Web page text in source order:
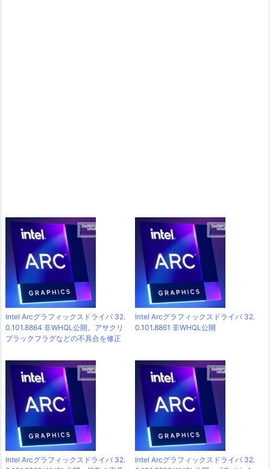
Intel Arcグラフィックスドライバ 32.
0.101.8864 非WHQL公開。アサクリ
ブラックフラグなどの不具合を修正
Intel Arcグラフィックスドライバ 32.
0.101.8861 非WHQL公開
Intel Arcグラフィックスドライバ 32.
Intel Arcグラフィックスドライバ 32.